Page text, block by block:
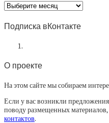
Архив
статей
Подписка вКонтакте
О проекте
На этом сайте мы собираем
Если у вас возникли
поводу размещенных
контактов.